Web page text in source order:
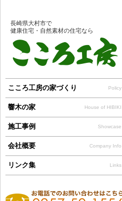
長崎県大村市で
健康住宅・自然素材の住宅なら
こころ工房の家づくり Policy
響木の家 House of HIBIKI
施工事例 Showcase
会社概要 Company Info
リンク集 Links